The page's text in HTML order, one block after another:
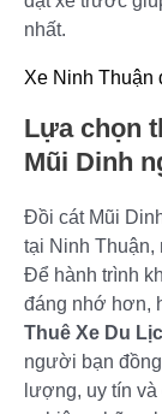
nhất.
Xe Ninh Thuận
Lựa chọn
Mũi Dinh
Đồi cát Mũi
tại Ninh Thuận,
Để hành trình
đáng nhớ hơn,
Thuê Xe Du
người bạn
lượng, uy tín